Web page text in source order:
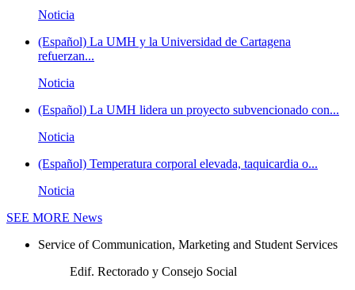
Noticia
(Español) La UMH y la Universidad de Cartagena
refuerzan...
Noticia
(Español) La UMH lidera un proyecto subvencionado con...
Noticia
(Español) Temperatura corporal elevada, taquicardia o...
Noticia
SEE MORE News
Service of Communication, Marketing and Student Services
Edif. Rectorado y Consejo Social